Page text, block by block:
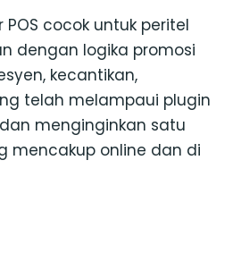
POS cocok untuk peritel
dengan logika promosi
kecantikan,
telah melampaui plugin
menginginkan satu
mencakup online dan di